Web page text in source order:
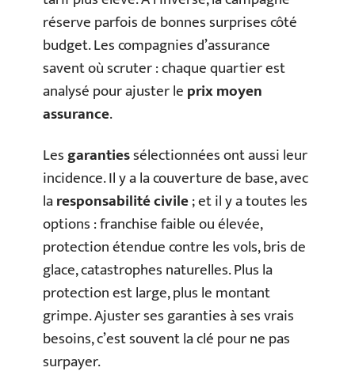
réserve parfois de bonnes surprises côté
budget. Les compagnies d’assurance
savent où scruter : chaque quartier est
analysé pour ajuster leprix moyen
assurance.
Lesgarantiessélectionnées ont aussi leur
incidence. Il y a la couverture de base, avec
laresponsabilité civile; et il y a toutes les
options : franchise faible ou élevée,
protection étendue contre les vols, bris de
glace, catastrophes naturelles. Plus la
protection est large, plus le montant
grimpe. Ajuster ses garanties à ses vrais
besoins, c’est souvent la clé pour ne pas
surpayer.